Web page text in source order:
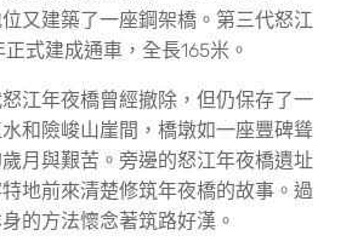
又建築了一座鋼架橋。第三代怒江
式建成通車，全長165米。
江年夜橋曾經撤除，但仍保存了一
和險峻山崖間，橋墩如一座豐碑聳
月與艱苦。旁邊的怒江年夜橋遺址
地前來清楚修筑年夜橋的故事。過
的方法懷念著筑路好漢。